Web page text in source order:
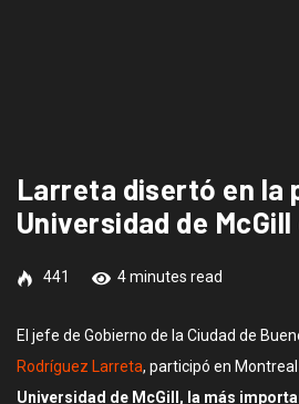
Larreta disertó en la
Universidad de McGill
441 4 minutes read
El jefe de Gobierno de la Ciudad de
Rodríguez Larreta, participó en
Universidad de McGill, la más